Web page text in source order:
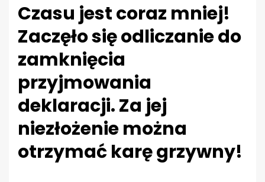
Czasu jest coraz mniej!
Zaczęło się odliczanie do
zamknięcia
przyjmowania
deklaracji. Za jej
niezłożenie można
otrzymać karę grzywny!